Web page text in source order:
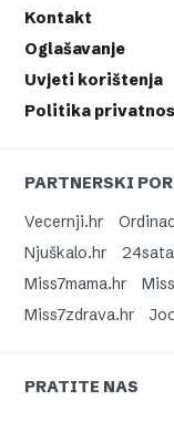
Kontakt
Oglašavanje
Uvjeti korištenja
Politika
PARTNERSKI
Vecernji.hr
Njuškalo.hr
Miss7mama.hr
Miss7zdrava.hr
PRATITE NAS